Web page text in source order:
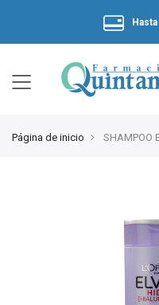
Página de inicio SHAMPOO